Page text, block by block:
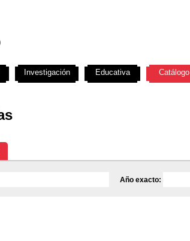
Año exacto:
Investigación Educativa Catálogo